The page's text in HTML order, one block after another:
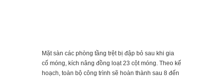
Mặt sàn các phòng tầng trệt bị đập bỏ sau khi gia
cố móng, kích nâng đồng loạt 23 cột móng. Theo kế
hoạch, toàn bộ công trình sẽ hoàn thành sau 8 đến